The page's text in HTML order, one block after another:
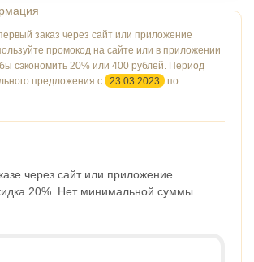
заказ через сайт или приложение
промокод на сайте или в приложении
сэкономить 20% или 400 рублей. Период
предложения с
23.03.2023
по
через сайт или приложение
20%. Нет минимальной суммы